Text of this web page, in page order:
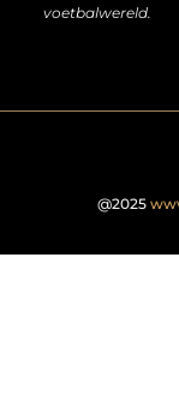
voetbalwereld.
@2025